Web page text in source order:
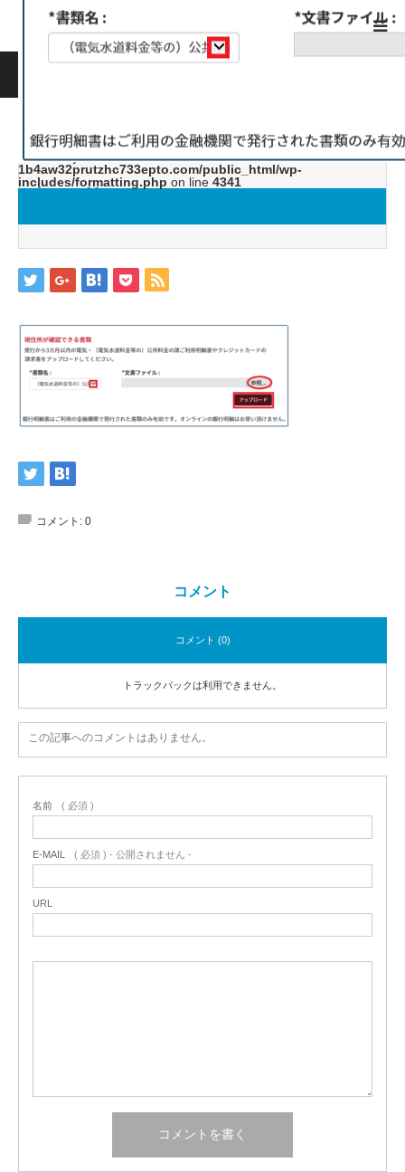
Warning: ltrim() expects parameter 1 to be string, object given
in/home/jwc88/xn--fx-
1b4aw32prutzhc733epto.com/public_html/wp-
includes/formatting.php on line 4341
image11
コメント: 0
コメント
コメント (0)
トラックバックは利用できません。
この記事へのコメントはありません。
名前 ( 必須 )
E-MAIL ( 必須 ) - 公開されません -
URL